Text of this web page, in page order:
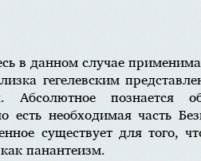
в данном случае
гегелевским
Абсолютное познается
есть необходимая часть
существует для того,
панантеизм.